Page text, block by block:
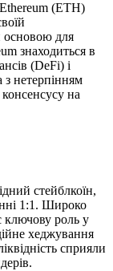
(ETH)
основою для
знаходиться в
(DeFi) і
з нетерпінням
на
стейблкоїн,
1:1. Широко
ключову роль у
хеджування
сприяли